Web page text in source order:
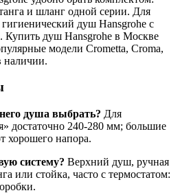
и шланг одной серии. Для
душ Hansgrohe с
Купить душ Hansgrohe в Москве
модели Crometta, Croma,
наличии.
душа выбрать? Для
достаточно 240-280 мм; большие
хорошего напора.
систему? Верхний душ, ручная
или стойка, часто с термостатом: